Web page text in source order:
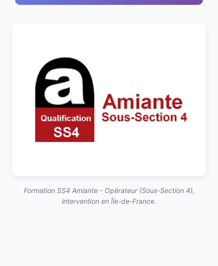
Formation SS4 Amiante - Opérateur (Sous-Section 4),
intervention en Île-de-France.